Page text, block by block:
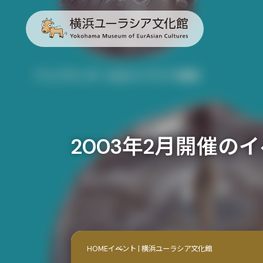
2003年2月開催の
HOMEイベント | 横浜ユーラシア文化館